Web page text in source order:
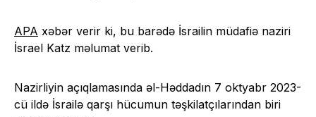
APA xəbər verir ki, bu barədə İsrailin müdafiə naziri
İsrael Katz məlumat verib.
Nazirliyin açıqlamasında əl-Həddadın 7 oktyabr 2023-
cü ildə İsrailə qarşı hücumun təşkilatçılarından biri